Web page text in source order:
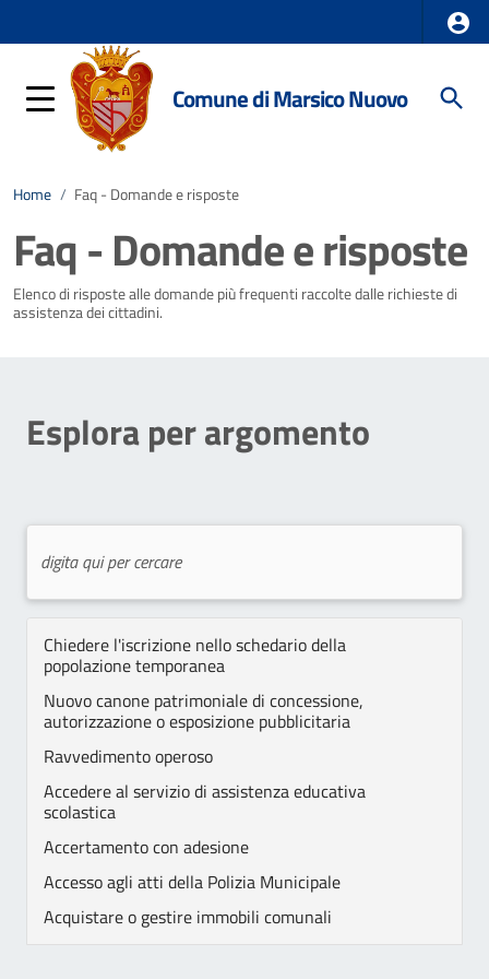
Comune di Marsico Nuovo
Home / Faq - Domande e risposte
Faq - Domande e risposte
Elenco di risposte alle domande più frequenti raccolte dalle richieste di
assistenza dei cittadini.
Esplora per argomento
Chiedere l'iscrizione nello schedario della
popolazione temporanea
Nuovo canone patrimoniale di concessione,
autorizzazione o esposizione pubblicitaria
Ravvedimento operoso
Accedere al servizio di assistenza educativa
scolastica
Accertamento con adesione
Accesso agli atti della Polizia Municipale
Acquistare o gestire immobili comunali